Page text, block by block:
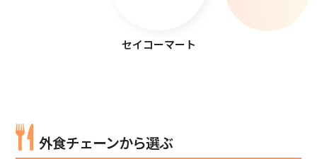
セイコーマート
外食チェーンから選ぶ